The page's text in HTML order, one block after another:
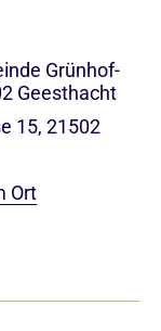
Grünhof-
Geesthacht
15, 21502
Ort